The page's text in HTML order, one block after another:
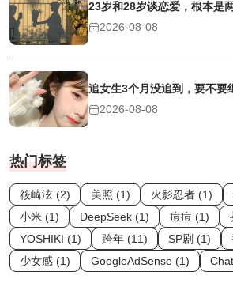
23岁和28岁谈恋爱，根本是
2026-08-08
追女生3个月没追到，要不要
2026-08-08
热门标签
筱崎泫 (2) 美照 (1) 火影忍者 (1)
小米 (1)
DeepSeek (1) 痘痘 (1)
YOSHIKI (1)
跨年 (11) SP剧 (1)
少女感 (1)
GoogleAdSense (1)